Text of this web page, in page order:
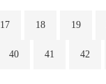
17 18 19
40 41 42